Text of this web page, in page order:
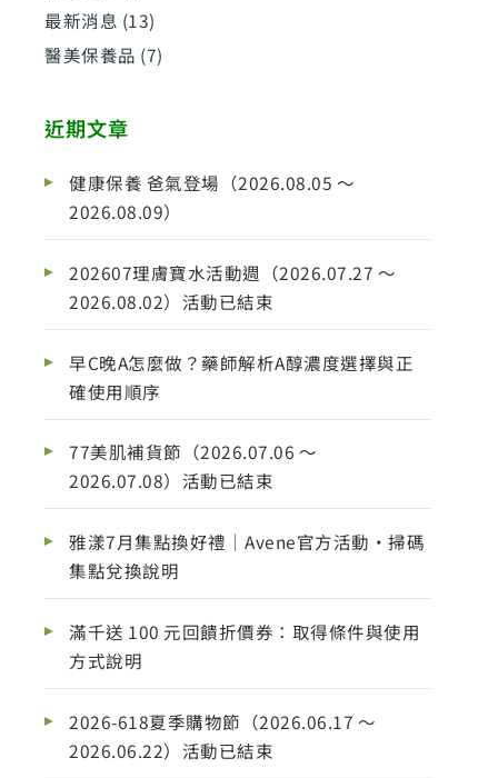
最新消息 (13)
醫美保養品 (7)
近期文章
健康保養 爸氣登場（2026.08.05 ～
2026.08.09）
202607理膚寶水活動週（2026.07.27 ～
2026.08.02）活動已結束
早C晚A怎麼做？藥師解析A醇濃度選擇與正
確使用順序
77美肌補貨節（2026.07.06 ～
2026.07.08）活動已結束
雅漾7月集點換好禮｜Avene官方活動・掃碼
集點兌換說明
滿千送 100 元回饋折價券：取得條件與使用
方式說明
2026-618夏季購物節（2026.06.17 ～
2026.06.22）活動已結束